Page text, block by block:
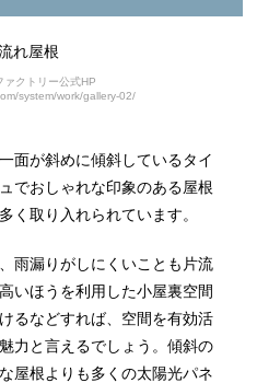
ァクトリー公式HP
system/work/gallery-02/
面が斜めに傾斜しているタイ
でおしゃれな印象のある屋根
く取り入れられています。
雨漏りがしにくいことも片流
いほうを利用した小屋裏空間
るなどすれば、空間を有効活
力と言えるでしょう。傾斜の
屋根よりも多くの太陽光パネ